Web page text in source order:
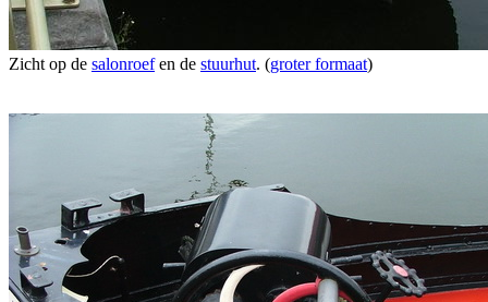
Zicht op de salonroefen de stuurhut. (groter formaat)